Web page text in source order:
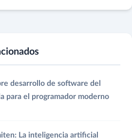
desarrollo de software del
para el programador moderno
La inteligencia artificial